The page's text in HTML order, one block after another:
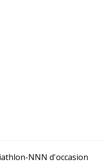
NNN d'occasion